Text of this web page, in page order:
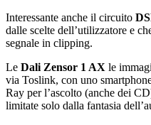
Interessante anche il circuito
dalle scelte dell’utilizzatore e
segnale in clipping.
Le Dali Zensor 1 AX le
via Toslink, con uno
Ray per l’ascolto (anche dei
limitate solo dalla fantasia